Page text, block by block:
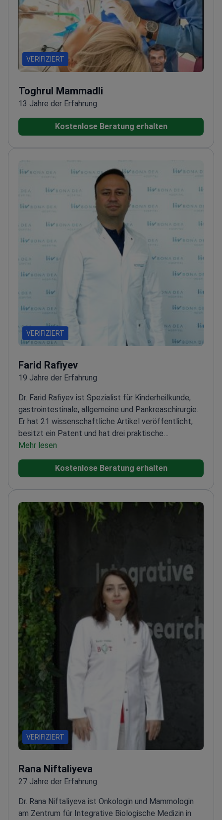
VERIFIZIERT
Toghrul Mammadli
13 Jahre der Erfahrung
Kostenlose Beratung erhalten
VERIFIZIERT
Farid Rafiyev
19 Jahre der Erfahrung
Dr. Farid Rafiyev ist Spezialist für Kinderheilkunde,
gastrointestinale, allgemeine und Pankreaschirurgie.
Er hat 21 wissenschaftliche Artikel veröffentlicht,
besitzt ein Patent und hat drei praktische
Vorschläge entwickelt. Diese Erfolge zeigen sein
Engagement zur Verbesserung der chirurgischen
Dr. Rafiyev ist zertifizierter Experte für
Auszeichnung „Bronze International Mini Gastric
Bypass Surgeon of Excellence“. Er ist Mitglied
mehrerer führender internationaler chirurgischer
Gesellschaften, was seine Anerkennung in der
weltweiten medizinischen Gemeinschaft
unterstreicht.
Mehr lesen
Kostenlose Beratung erhalten
VERIFIZIERT
Rana Niftaliyeva
27 Jahre der Erfahrung
Dr. Rana Niftaliyeva ist Onkologin und Mammologin
am Zentrum für Integrative Biologische Medizin in